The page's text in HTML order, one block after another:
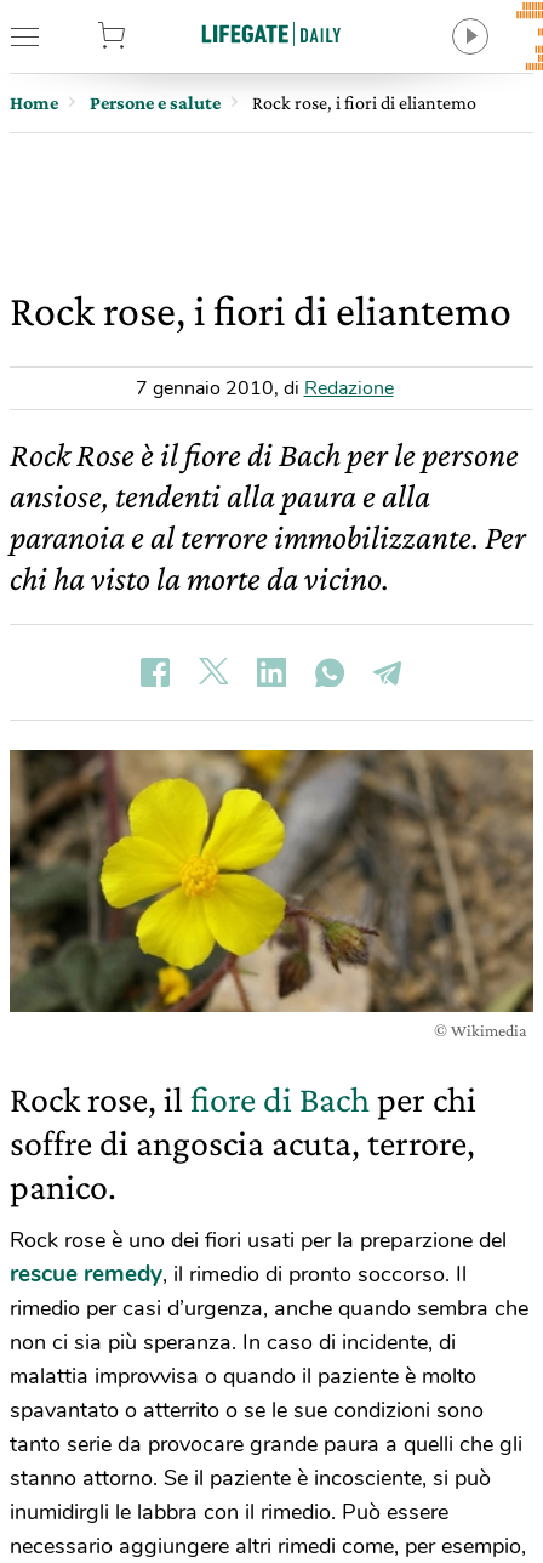
Home Persone e salute Rock rose, i fiori di eliantemo
Rock rose, i fiori di eliantemo
7 gennaio 2010, di Redazione
Rock Rose è il fiore di Bach per le persone
ansiose, tendenti alla paura e alla
paranoia e al terrore immobilizzante. Per
chi ha visto la morte da vicino.
© Wikimedia
Rock rose, il fiore di Bach per chi
soffre di angoscia acuta, terrore,
panico.
Rock rose è uno dei fiori usati per la preparzione del
rescue remedy, il rimedio di pronto soccorso. Il
rimedio per casi d’urgenza, anche quando sembra che
non ci sia più speranza. In caso di incidente, di
malattia improvvisa o quando il paziente è molto
spavantato o atterrito o se le sue condizioni sono
tanto serie da provocare grande paura a quelli che gli
stanno attorno. Se il paziente è incosciente, si può
inumidirgli le labbra con il rimedio. Può essere
necessario aggiungere altri rimedi come, per esempio,